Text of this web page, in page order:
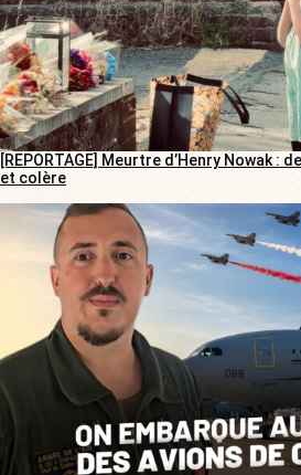
[REPORTAGE] Meurtre d’Henry Nowak :
et colère